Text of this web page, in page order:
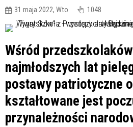
31 maja 2022, Wto 1048
Wśród
najmłodszych lat
postawy patriotyczne
kształtowane jest
przynależności